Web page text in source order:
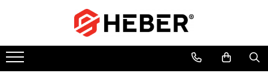
Toate Produsele
Mixere cu bol